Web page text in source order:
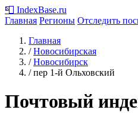
📮 IndexBase.ru
Главная Регионы Отследить
Главная
/ Новосибирская
/ Новосибирск
/ пер 1-й Ольховский
Почтовый